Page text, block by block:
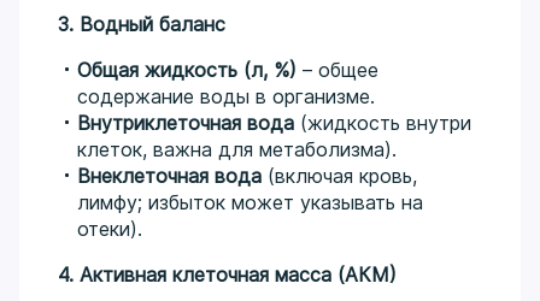
3. Водный баланс
Общая жидкость (л, %) – общее
содержание воды в организме.
Внутриклеточная вода (жидкость внутри
клеток, важна для метаболизма).
Внеклеточная вода (включая кровь,
лимфу; избыток может указывать на
отеки).
4. Активная клеточная масса (АКМ)